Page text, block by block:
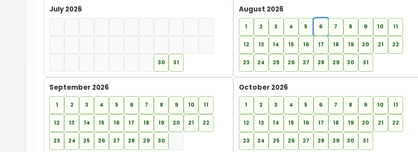
July 2026
30 31
August 2026
1 2 3 4 5 6 7 8 9 10 11
12 13 14 15 16 17 18 19 20 21 22
23 24 25 26 27 28 29 30 31
September 2026
1 2 3 4 5 6 7 8 9 10 11
12 13 14 15 16 17 18 19 20 21 22
23 24 25 26 27 28 29 30
October 2026
1 2 3 4 5 6 7 8 9 10 11
12 13 14 15 16 17 18 19 20 21 22
23 24 25 26 27 28 29 30 31